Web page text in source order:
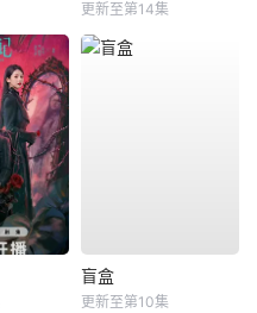
更新至第14集
盲盒
更新至第10集